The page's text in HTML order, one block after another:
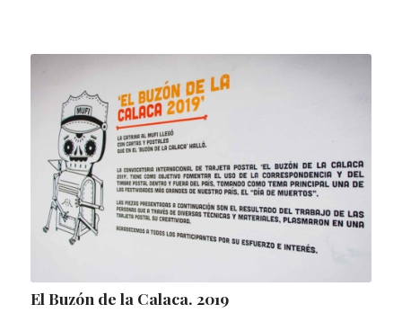
El Buzón de la Calaca. 2019